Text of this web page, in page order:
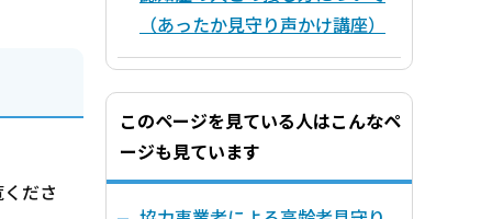
ださ
（あったか見守り声かけ講座）
このページを見ている人はこんなペ
ージも見ています